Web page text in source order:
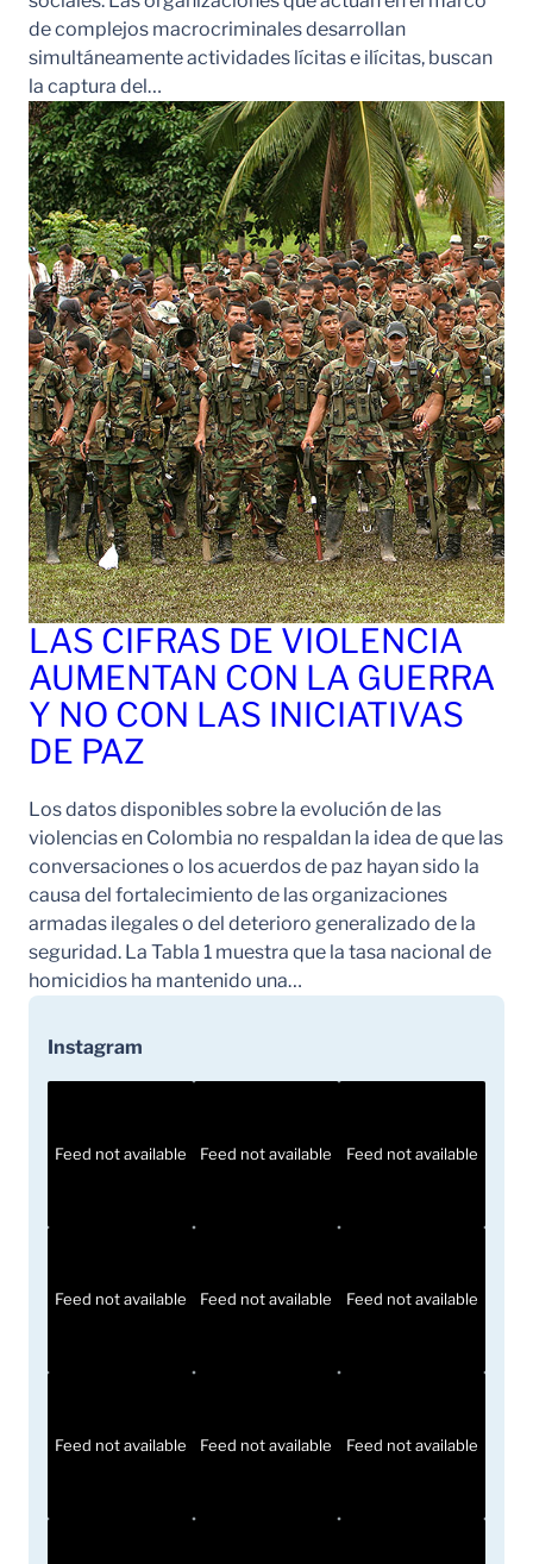
de complejos macrocriminales desarrollan
simultáneamente actividades lícitas e ilícitas, buscan
la captura del…
LAS CIFRAS DE VIOLENCIA
AUMENTAN CON LA GUERRA
Y NO CON LAS INICIATIVAS
DE PAZ
Los datos disponibles sobre la evolución de las
violencias en Colombia no respaldan la idea de que las
conversaciones o los acuerdos de paz hayan sido la
causa del fortalecimiento de las organizaciones
armadas ilegales o del deterioro generalizado de la
seguridad. La Tabla 1 muestra que la tasa nacional de
homicidios ha mantenido una…
Instagram
Feed not available Feed not available Feed not available
Feed not available Feed not available Feed not available
Feed not available Feed not available Feed not available